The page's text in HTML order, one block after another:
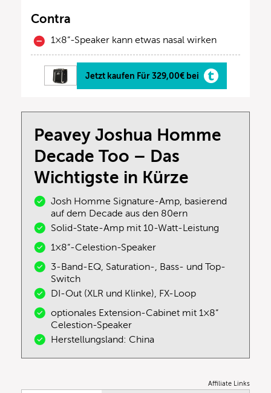
Contra
1×8“-Speaker kann etwas nasal wirken
Jetzt kaufen Für 329,00€ bei
Peavey Joshua Homme
Decade Too – Das
Wichtigste in Kürze
Josh Homme Signature-Amp, basierend
auf dem Decade aus den 80ern
Solid-State-Amp mit 10-Watt-Leistung
1×8“-Celestion-Speaker
3-Band-EQ, Saturation-, Bass- und Top-
Switch
DI-Out (XLR und Klinke), FX-Loop
optionales Extension-Cabinet mit 1×8“
Celestion-Speaker
Herstellungsland: China
Affiliate Links